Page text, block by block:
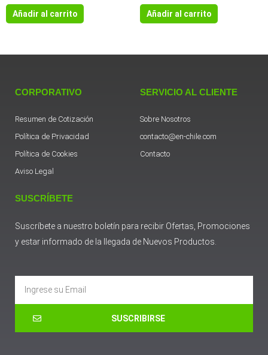
Añadir al carrito Añadir al carrito
CORPORATIVO
Resumen de Cotización
Política de Privacidad
Política de Cookies
Aviso Legal
SERVICIO AL CLIENTE
Sobre Nosotros
contacto@en-chile.com
Contacto
SUSCRÍBETE
Suscríbete a nuestro boletín para recibir Ofertas, Promociones
y estar informado de la llegada de Nuevos Productos.
SUSCRIBIRSE